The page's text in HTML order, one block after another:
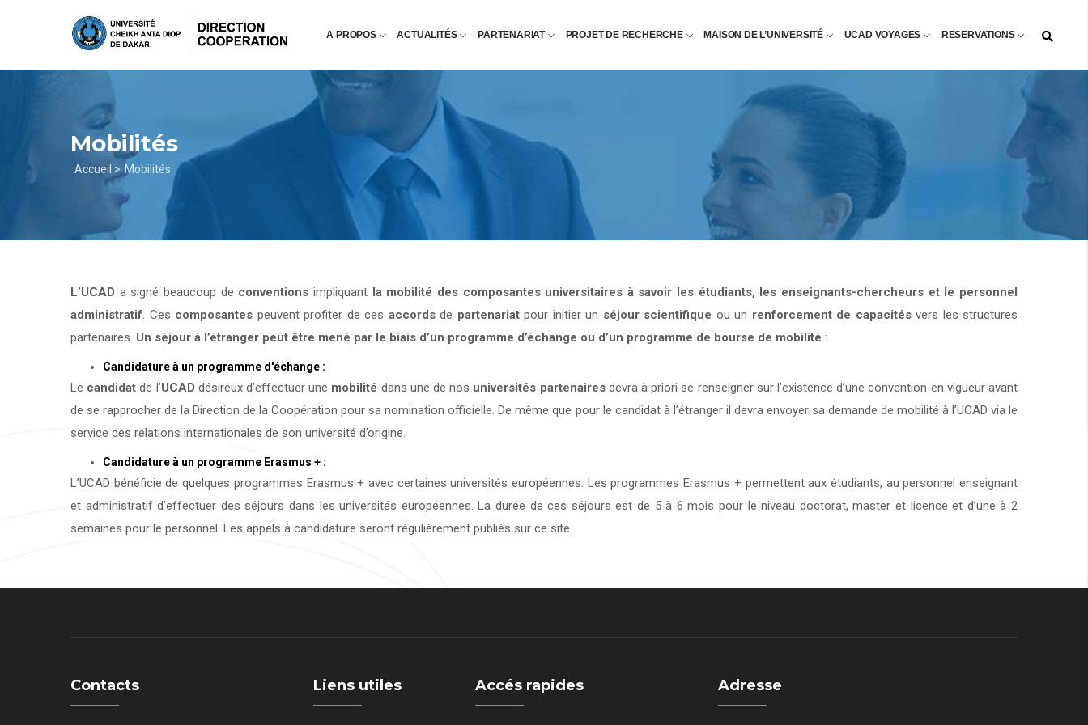
principal
A PROPOS ACTUALITÉS PARTENARIAT PROJET DE RECHERCHE MAISON DE L’UNIVERSITÉ UCAD VOYAGES RESERVATIONS
Mobilités
Fil
d'Ariane
Accueil > Mobilités
L’UCAD a signé beaucoup de conventions impliquant la mobilité des composantes universitaires à savoir les étudiants, les enseignants-chercheurs et le personnel
administratif. Ces composantes peuvent profiter de ces accordsde partenariatpour initier un séjour scientifique ou un renforcement de capacitésvers les structures
partenaires. Un séjour à l’étranger peut être mené par le biais d’un programme d’échange ou d’un programme de bourse de mobilité :
Candidature à un programme d'échange :
Le candidat de l’UCAD désireux d’effectuer une mobilité dans une de nos universités partenairesdevra à priori se renseigner sur l’existence d’une convention en vigueur avant
de se rapprocher de la Direction de la Coopération pour sa nomination officielle. De même que pour le candidat à l’étranger il devra envoyer sa demande de mobilité à l’UCAD via le
service des relations internationales de son université d’origine.
Candidature à un programme Erasmus + :
L’UCAD bénéficie de quelques programmes Erasmus + avec certaines universités européennes. Les programmes Erasmus + permettent aux étudiants, au personnel enseignant
et administratif d’effectuer des séjours dans les universités européennes. La durée de ces séjours est de 5 à 6 mois pour le niveau doctorat, master et licence et d’une à 2
semaines pour le personnel. Les appels à candidature seront régulièrement publiés sur ce site.
Contacts Liens utiles Accés rapides Adresse